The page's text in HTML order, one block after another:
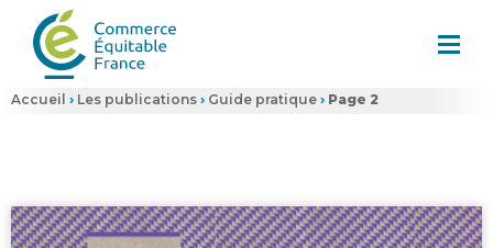
Accueil › Les publications › Guide pratique › Page 2